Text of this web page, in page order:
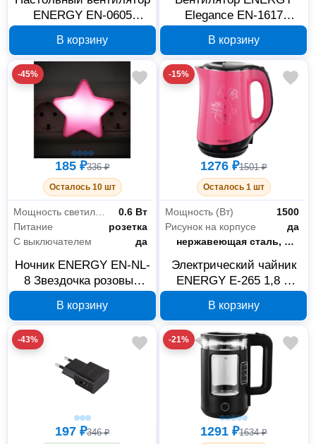
ENERGY EN-0605
В корзину
Elegance EN-1617
В корзину
-45%
185 ₽336 ₽
Осталось 10 шт
Мощность светильника
0.6 Вт
Питание
розетка
С выключателем
да
Ночник ENERGY EN-NL-
8 Звездочка розовый
В корзину
-15%
1276 ₽1501 ₽
Осталось 1 шт
Мощность (Вт)
1500
Рисунок на корпусе
да
Материал корпуса
нержавеющая сталь, пищевой пластик
Электрический чайник
ENERGY E-265 1,8 л
В корзину
-43%
197 ₽346 ₽
-21%
1291 ₽1634 ₽